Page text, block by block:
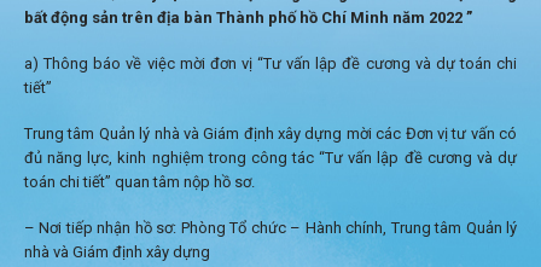
bất động sản trên địa bàn Thành phố hồ Chí Minh năm 2022 ”
a) Thông báo về việc mời đơn vị “Tư vấn lập đề cương và dự toán chi
tiết”
Trung tâm Quản lý nhà và Giám định xây dựng mời các Đơn vị tư vấn có
đủ năng lực, kinh nghiệm trong công tác “Tư vấn lập đề cương và dự
toán chi tiết” quan tâm nộp hồ sơ.
– Nơi tiếp nhận hồ sơ: Phòng Tổ chức – Hành chính, Trung tâm Quản lý
nhà và Giám định xây dựng